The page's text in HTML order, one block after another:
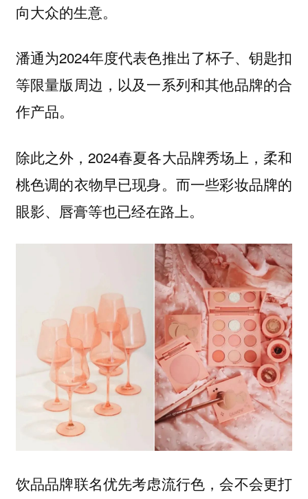
向大众的生意。
潘通为2024年度代表色推出了杯子、钥匙扣
等限量版周边，以及一系列和其他品牌的合
作产品。
除此之外，2024春夏各大品牌秀场上，柔和
桃色调的衣物早已现身。而一些彩妆品牌的
眼影、唇膏等也已经在路上。
饮品品牌联名优先考虑流行色，会不会更打